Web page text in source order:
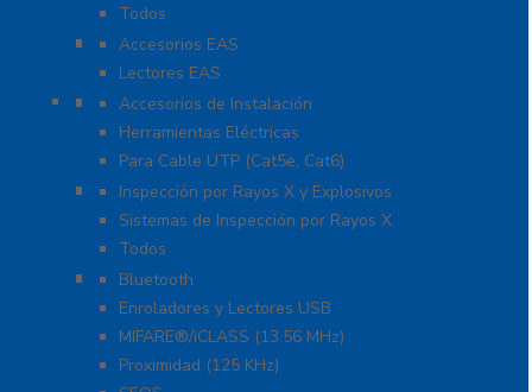
Todos
Protección Contra Descargas
Accesorios EAS
Lectores EAS
Herramientas
Accesorios de Instalación
Herramientas Eléctricas
Para Cable UTP (Cat5e, Cat6)
Inspección por Rayos X y Explosivos
Inspección por Rayos X y Explosivos
Sistemas de Inspección por Rayos X
Todos
Lectoras y Tarjetas
Bluetooth
Enroladores y Lectores USB
MIFARE®/iCLASS (13.56 MHz)
Proximidad (125 KHz)